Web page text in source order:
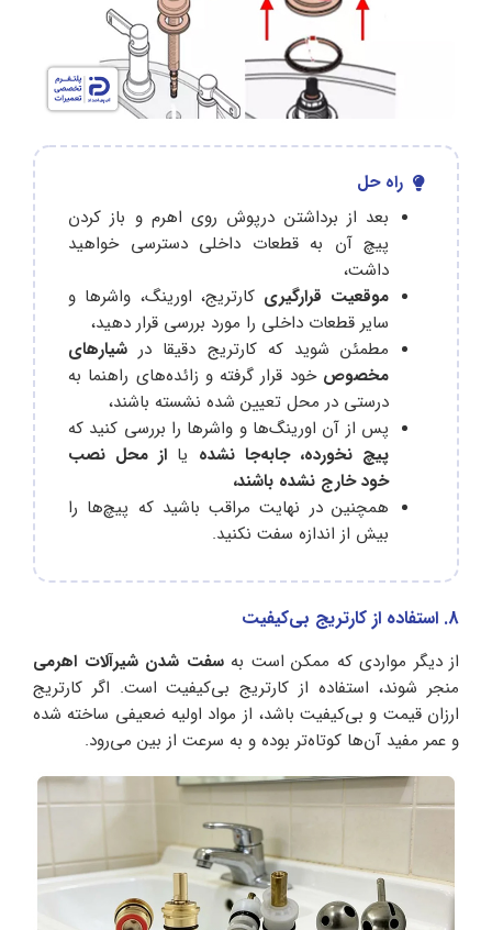
راه حل
بعد از برداشتن درپوش روی اهرم و باز کردن
پیچ آن به قطعات داخلی دسترسی خواهید
داشت،
موقعیت قرارگیری کارتریج، اورینگ، واشرها و
سایر قطعات داخلی را مورد بررسی قرار دهید،
مطمئن شوید که کارتریج دقیقا در شیارهای
مخصوص خود قرار گرفته و زائده‌های راهنما به
درستی در محل تعیین شده نشسته باشند،
پس از آن اورینگ‌ها و واشرها را بررسی کنید که
پیچ نخورده، جابه‌جا نشده یا از محل نصب
خود خارج نشده باشند،
همچنین در نهایت مراقب باشید که پیچ‌ها را
بیش از اندازه سفت نکنید.
8. استفاده از کارتریج بی‌کیفیت
از دیگر مواردی که ممکن است بهسفت شدن شیرآلات اهرمی
منجر شوند، استفاده از کارتریج بی‌کیفیت است. اگر کارتریج
ارزان قیمت و بی‌کیفیت باشد، از مواد اولیه ضعیفی ساخته شده
و عمر مفید آن‌ها کوتاه‌تر بوده و به سرعت از بین می‌رود.